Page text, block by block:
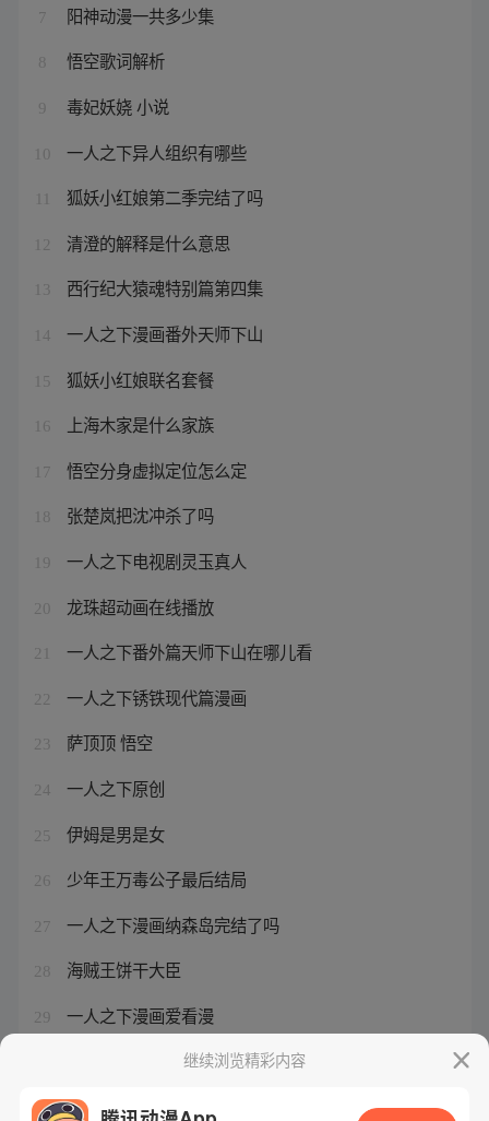
7 阳神动漫一共多少集
8 悟空歌词解析
9 毒妃妖娆 小说
10 一人之下异人组织有哪些
狐妖小红娘第二季完结了吗
12 清澄的解释是什么意思
13 西行纪大猿魂特别篇第四集
14 一人之下漫画番外天师下山
15 狐妖小红娘联名套餐
16 上海木家是什么家族
17 悟空分身虚拟定位怎么定
18 张楚岚把沈冲杀了吗
19 一人之下电视剧灵玉真人
20 龙珠超动画在线播放
21 一人之下番外篇天师下山在哪儿看
22 一人之下锈铁现代篇漫画
23 萨顶顶 悟空
24 一人之下原创
25 伊姆是男是女
26 少年王万毒公子最后结局
27 一人之下漫画纳森岛完结了吗
28 海贼王饼干大臣
29 一人之下漫画爱看漫
继续浏览精彩内容